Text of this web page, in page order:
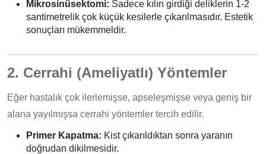
Mikrosinüsektomi: Sadece kılın girdiği deliklerin 1-2
santimetrelik çok küçük kesilerle çıkarılmasıdır. Estetik
sonuçları mükemmeldir.
2. Cerrahi (Ameliyatlı) Yöntemler
Eğer hastalık çok ilerlemişse, apseleşmişse veya geniş bir
alana yayılmışsa cerrahi yöntemler tercih edilir.
Primer Kapatma: Kist çıkarıldıktan sonra yaranın
doğrudan dikilmesidir.